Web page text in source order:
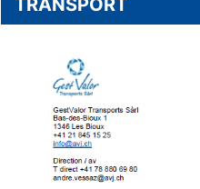
TRANSPORT